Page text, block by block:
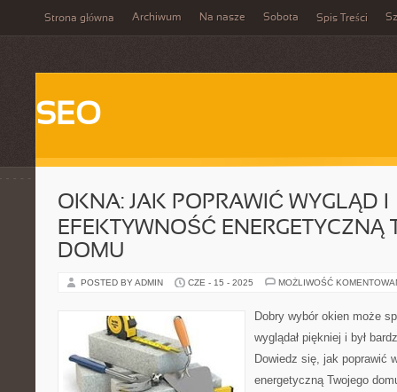
Strona główna Archiwum Na nasze Sobota Spis Treści
SEO
OKNA: JAK POPRAWIĆ WYGLĄD I
EFEKTYWNOŚĆ ENERGETYCZNĄ
DOMU
POSTED BY ADMIN CZE - 15 - 2025 MOŻLIWOŚĆ
Dobry wybór okien może
wyglądał piękniej i był
Dowiedz się, jak poprawić
energetyczną Twojego